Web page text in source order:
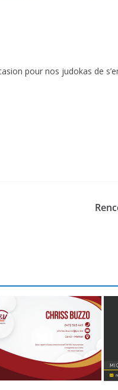
pour nos judokas de